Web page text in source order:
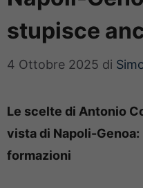
stupisce
4 Ottobre 2025 di
Le scelte di Antonio
vista di Napoli-
formazioni